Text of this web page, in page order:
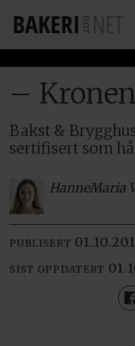
–
Bakst &
sertifisert som
HanneMaria
PUBLISERT
SIST OPPDATERT